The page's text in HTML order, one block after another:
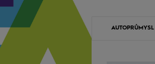
AUTOPRŮMYSL